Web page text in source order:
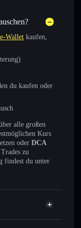
Wallet kaufen,
du kaufen oder
alle großen
Kurs
oder DCA
zu
findest du unter